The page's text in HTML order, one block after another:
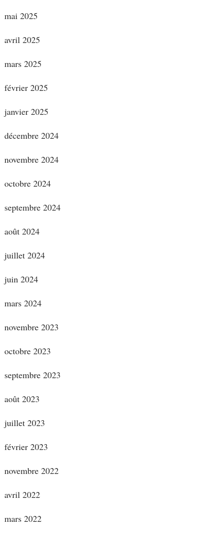
mai 2025
avril 2025
mars 2025
février 2025
janvier 2025
décembre 2024
novembre 2024
octobre 2024
septembre 2024
août 2024
juillet 2024
juin 2024
mars 2024
novembre 2023
octobre 2023
septembre 2023
août 2023
juillet 2023
février 2023
novembre 2022
avril 2022
mars 2022